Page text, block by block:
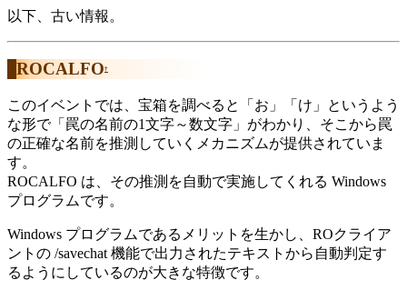
以下、古い情報。
ROCALFO†
このイベントでは、宝箱を調べると「お」「け」というよう
な形で「罠の名前の1文字～数文字」がわかり、そこから罠
の正確な名前を推測していくメカニズムが提供されていま
す。
ROCALFO は、その推測を自動で実施してくれる Windows
プログラムです。
Windows プログラムであるメリットを生かし、ROクライア
ントの /savechat 機能で出力されたテキストから自動判定す
るようにしているのが大きな特徴です。